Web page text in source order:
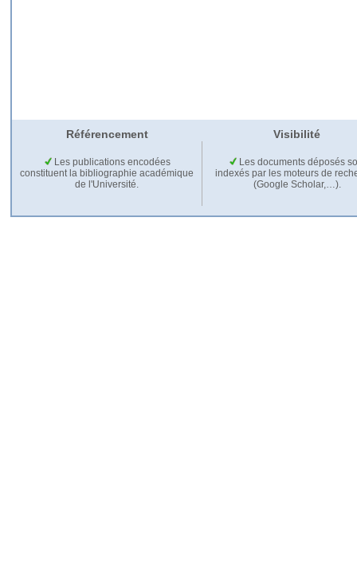
Référencement Visibilité
Les publications encodées
constituent la bibliographie académique
de l'Université.
Les documents déposés
indexés par les moteurs de
(Google Scholar,…).